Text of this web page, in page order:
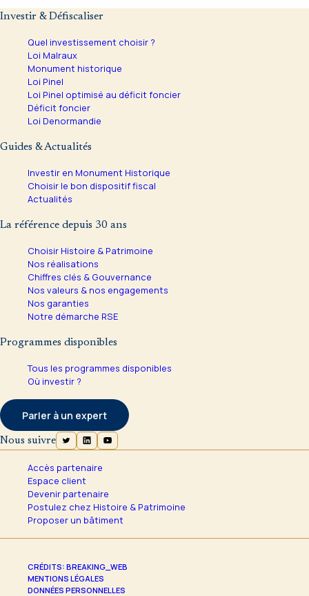
Investir & Défiscaliser
Quel investissement choisir ?
Loi Malraux
Monument historique
Loi Pinel
Loi Pinel optimisé au déficit foncier
Déficit foncier
Loi Denormandie
Guides & Actualités
Investir en Monument Historique
Choisir le bon dispositif fiscal
Actualités
La référence depuis 30 ans
Choisir Histoire & Patrimoine
Nos réalisations
Chiffres clés & Gouvernance
Nos valeurs & nos engagements
Nos garanties
Notre démarche RSE
Programmes disponibles
Tous les programmes disponibles
Où investir ?
Parler à un expert
Nous suivre
Accès partenaire
Espace client
Devenir partenaire
Postulez chez Histoire & Patrimoine
Proposer un bâtiment
CRÉDITS: BREAKING_WEB
MENTIONS LÉGALES
DONNÉES PERSONNELLES